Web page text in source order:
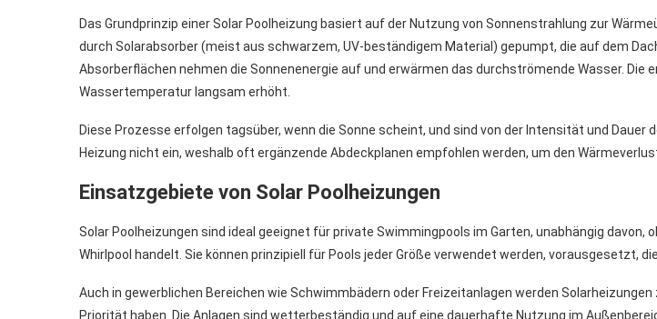
Das Grundprinzip einer Solar Poolheizung basiert auf der Nutzung von Sonnenstrahlung zur
durch Solarabsorber (meist aus schwarzem, UV-beständigem Material) gepumpt, die auf dem
Absorberflächen nehmen die Sonnenenergie auf und erwärmen das durchströmende Wasser.
Wassertemperatur langsam erhöht.
Diese Prozesse erfolgen tagsüber, wenn die Sonne scheint, und sind von der Intensität und
Heizung nicht ein, weshalb oft ergänzende Abdeckplanen empfohlen werden, um den
Einsatzgebiete von Solar Poolheizungen
Solar Poolheizungen sind ideal geeignet für private Swimmingpools im Garten, unabhängig
Whirlpool handelt. Sie können prinzipiell für Pools jeder Größe verwendet werden, vorausgesetzt,
Auch in gewerblichen Bereichen wie Schwimmbädern oder Freizeitanlagen werden
Priorität haben. Die Anlagen sind wetterbeständig und auf eine dauerhafte Nutzung im